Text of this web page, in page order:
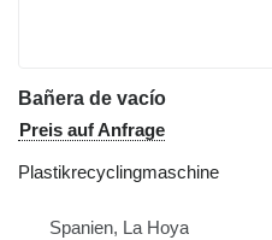
Bañera de vacío
Preis auf Anfrage
Plastikrecyclingmaschine
Spanien, La Hoya